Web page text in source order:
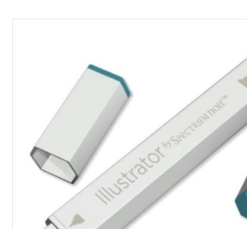
WORKSHOPS
SPECIALS
TOOLS